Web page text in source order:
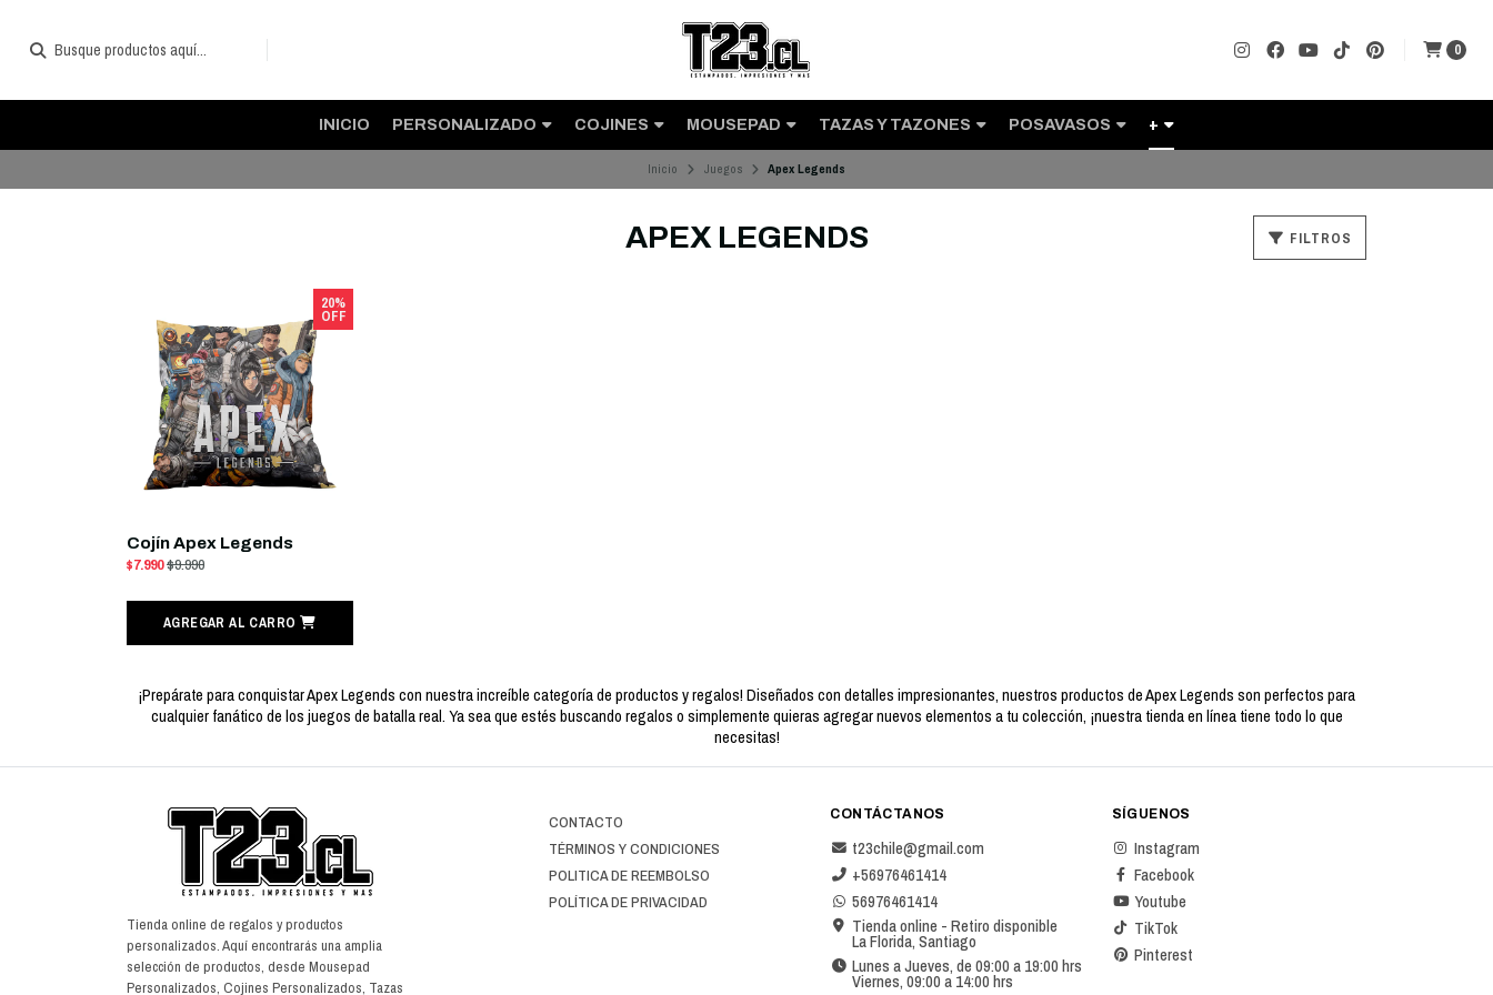
0
INICIO PERSONALIZADO COJINES MOUSEPAD TAZAS Y TAZONES POSAVASOS +
Inicio Juegos Apex Legends
APEX LEGENDS FILTROS
20%
OFF
Cojín Apex Legends
$7.990$9.990
AGREGAR AL CARRO
¡Prepárate para conquistar Apex Legends con nuestra increíble categoría de productos y regalos! Diseñados con detalles impresionantes, nuestros productos de Apex Legends son perfectos para
cualquier fanático de los juegos de batalla real. Ya sea que estés buscando regalos o simplemente quieras agregar nuevos elementos a tu colección, ¡nuestra tienda en línea tiene todo lo que
necesitas!
Tienda online de regalos y productos
personalizados. Aquí encontrarás una amplia
selección de productos, desde Mousepad
Personalizados, Cojines Personalizados, Tazas
CONTACTO
TÉRMINOS Y CONDICIONES
POLITICA DE REEMBOLSO
POLÍTICA DE PRIVACIDAD
CONTÁCTANOS
t23chile@gmail.com
+56976461414
56976461414
Tienda online - Retiro disponible
La Florida, Santiago
Lunes a Jueves, de 09:00 a 19:00 hrs
Viernes, 09:00 a 14:00 hrs
SÍGUENOS
Instagram
Facebook
Youtube
TikTok
Pinterest